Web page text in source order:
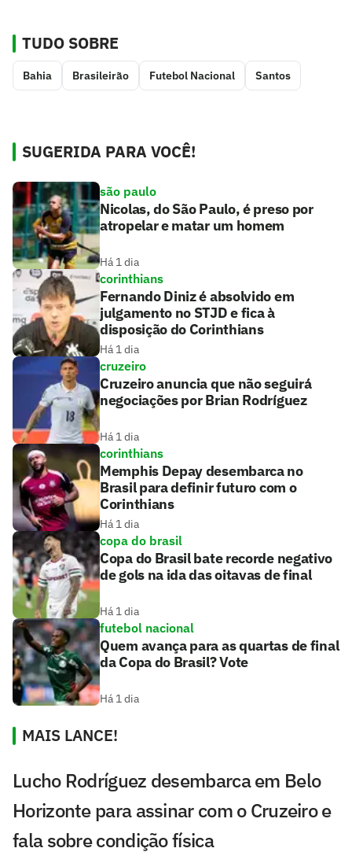
TUDO SOBRE
Bahia Brasileirão Futebol Nacional Santos
SUGERIDA PARA VOCÊ!
são paulo
Nicolas, do São Paulo, é preso por
atropelar e matar um homem
Há 1 dia
corinthians
Fernando Diniz é absolvido em
julgamento no STJD e fica à
disposição do Corinthians
Há 1 dia
cruzeiro
Cruzeiro anuncia que não seguirá
negociações por Brian Rodríguez
Há 1 dia
corinthians
Memphis Depay desembarca no
Brasil para definir futuro com o
Corinthians
Há 1 dia
copa do brasil
Copa do Brasil bate recorde negativo
de gols na ida das oitavas de final
Há 1 dia
futebol nacional
Quem avança para as quartas de final
da Copa do Brasil? Vote
Há 1 dia
MAIS LANCE!
Lucho Rodríguez desembarca em Belo
Horizonte para assinar com o Cruzeiro e
fala sobre condição física